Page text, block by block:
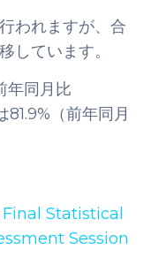
われますが、合
しています。
年同月比
（前年同月
Statistical
Session